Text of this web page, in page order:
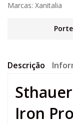
Marcas: Xanitalia
Descrição
Iron